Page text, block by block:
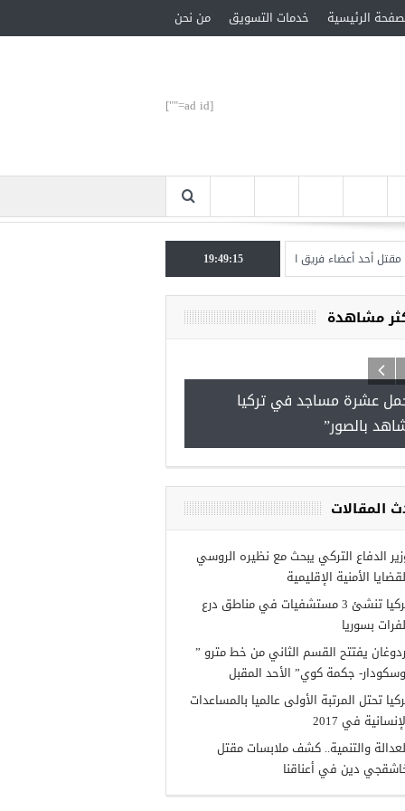
الرئيسية خدمات التسويق من نحن
[ad id=""]
أعضاء فريق اغتيال خاشقجي 19:49:15
مشاهدة
عشرة مساجد في تركيا
بالصور”
المقالات
الدفاع التركي يبحث مع نظيره الروسي
الأمنية الإقليمية
تركيا تنشئ 3 مستشفيات في مناطق درع
بسوريا
يفتتح القسم الثاني من خط مترو ”
جكمة كوي” الأحد المقبل
تحتل المرتبة الأولى عالميا بالمساعدات
في 2017
والتنمية.. كشف ملابسات مقتل
دين في أعناقنا